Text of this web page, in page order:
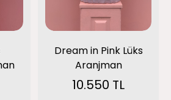
Dream in Pink Lüks
Aranjman
10.550 TL